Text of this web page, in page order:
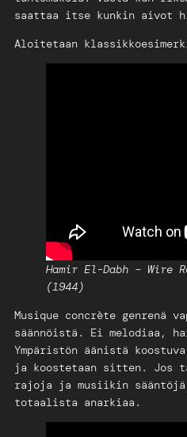
saattaa itse kunkin aivot
Aloitetaan
Hamir El-Dabh – Wire
(1944)
Musique concrète genrenä
säännöistä. Ei melodiaa,
Ympäristön äänistä
ja koostetaan sitten. Jos
rajoja ja musiikin
totaalista anarkiaa.